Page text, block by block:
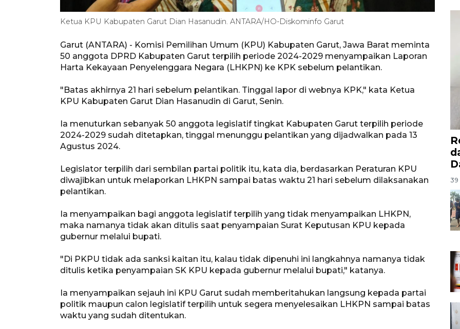
Ketua KPU Kabupaten Garut Dian Hasanudin. ANTARA/HO-Diskominfo Garut
Garut (ANTARA) - Komisi Pemilihan Umum (KPU) Kabupaten Garut, Jawa Barat meminta
50 anggota DPRD Kabupaten Garut terpilih periode 2024-2029 menyampaikan Laporan
Harta Kekayaan Penyelenggara Negara (LHKPN) ke KPK sebelum pelantikan.
"Batas akhirnya 21 hari sebelum pelantikan. Tinggal lapor di webnya KPK," kata Ketua
KPU Kabupaten Garut Dian Hasanudin di Garut, Senin.
Ia menuturkan sebanyak 50 anggota legislatif tingkat Kabupaten Garut terpilih periode
2024-2029 sudah ditetapkan, tinggal menunggu pelantikan yang dijadwalkan pada 13
Agustus 2024.
Legislator terpilih dari sembilan partai politik itu, kata dia, berdasarkan Peraturan KPU
diwajibkan untuk melaporkan LHKPN sampai batas waktu 21 hari sebelum dilaksanakan
pelantikan.
Ia menyampaikan bagi anggota legislatif terpilih yang tidak menyampaikan LHKPN,
maka namanya tidak akan ditulis saat penyampaian Surat Keputusan KPU kepada
gubernur melalui bupati.
"Di PKPU tidak ada sanksi kaitan itu, kalau tidak dipenuhi ini langkahnya namanya tidak
ditulis ketika penyampaian SK KPU kepada gubernur melalui bupati," katanya.
Ia menyampaikan sejauh ini KPU Garut sudah memberitahukan langsung kepada partai
politik maupun calon legislatif terpilih untuk segera menyelesaikan LHKPN sampai batas
waktu yang sudah ditentukan.
39